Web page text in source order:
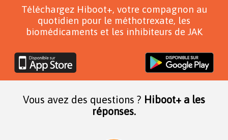
Téléchargez Hiboot+, votre compagnon au
quotidien pour le méthotrexate, les
biomédicaments et les inhibiteurs de JAK
Vous avez des questions ? Hiboot+ a les
réponses.